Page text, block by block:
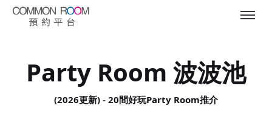
Party Room 波波池
(2026更新) - 20間好玩Party Room推介